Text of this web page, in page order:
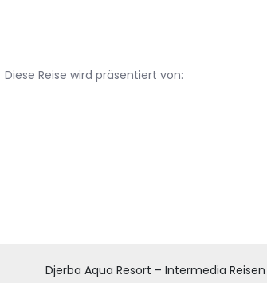
Diese Reise wird präsentiert von:
Djerba Aqua Resort – Intermedia Reisen